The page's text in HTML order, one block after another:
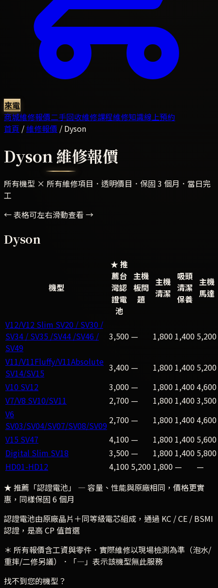
來電
商城維修報價二手回收維修課程維修知識線上預約
首頁 /維修報價 / Dyson
Dyson維修報價
所有機型 × 所有維修項目．透明價目．保固 3 個月．當日完
工
← 表格可左右滑動查看 →
Dyson
機型
★ 推
薦台
灣認
證電
池
主機
板問
題
主機
清潔
吸頭
清潔
保養
主機
馬達
V12/V12 Slim SV20 / SV30 /
SV34 / SV35 /SV44 /SV46 /
SV49
3,500 — 1,800 1,400 5,200
V11/V11Fluffy/V11Absolute
SV14/SV15
3,400 — 1,800 1,400 5,200
V10 SV12
3,000 — 1,800 1,4004,600
V7/V8 SV10/SV11
2,700 — 1,800 1,4003,500
V6
SV03/SV04/SV07/SV08/SV09 2,700 — 1,800 1,4004,600
V15 SV47
4,100 — 1,800 1,400 5,600
Digital Slim SV18
3,500 — 1,800 1,400 5,800
HD01-HD12
4,100 5,200 1,800 —
—
★ 推薦「認證電池」
— 容量、性能與原廠相同，價格更實
惠，同樣保固 6 個月
認證電池由原廠晶片＋同等級電芯組成，通過 KC / CE / BSMI
認證，是高 CP 值首選
＊ 所有報價含工資與零件．實際維修以現場檢測為準（泡水/
重摔/二修另議）．「—」表示該機型無此服務
找不到您的機型？